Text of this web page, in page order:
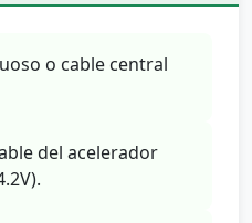
o cable central
del acelerador